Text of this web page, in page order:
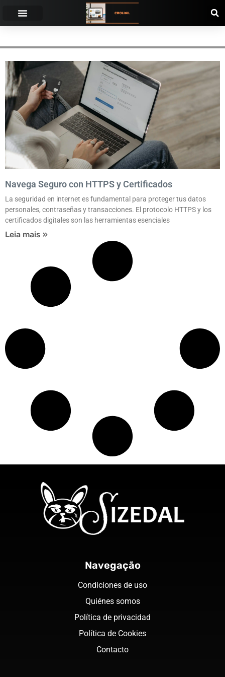
Navega Seguro con HTTPS y Certificados
La seguridad en internet es fundamental para proteger tus datos
personales, contraseñas y transacciones. El protocolo HTTPS y los
certificados digitales son las herramientas esenciales
Leia mais »
Navegação
Condiciones de uso
Quiénes somos
Política de privacidad
Política de Cookies
Contacto